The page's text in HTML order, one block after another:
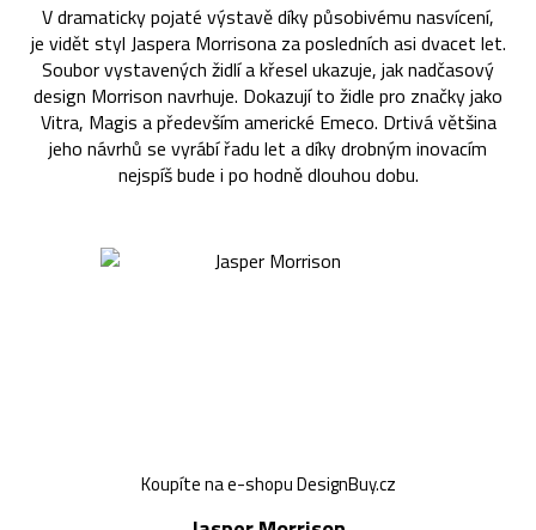
V dramaticky pojaté výstavě díky působivému nasvícení,
je vidět styl Jaspera Morrisona za posledních asi dvacet let.
Soubor vystavených židlí a křesel ukazuje, jak nadčasový
design Morrison navrhuje. Dokazují to židle pro značky jako
Vitra, Magis a především americké Emeco. Drtivá většina
jeho návrhů se vyrábí řadu let a díky drobným inovacím
nejspíš bude i po hodně dlouhou dobu.
Koupíte na e-shopu DesignBuy.cz